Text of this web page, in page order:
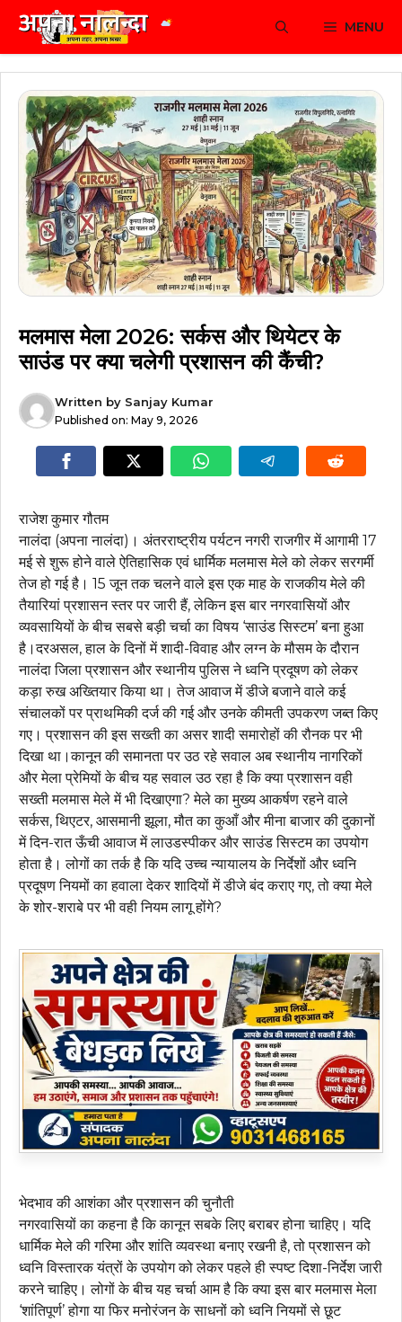
content
MENU
मलमास मेला 2026: सर्कस और थियेटर के
साउंड पर क्या चलेगी प्रशासन की कैंची?
Written by Sanjay Kumar
Published on: May 9, 2026
राजेश कुमार गौतम
नालंदा (अपना नालंदा)। अंतरराष्ट्रीय पर्यटन नगरी राजगीर में आगामी 17
मई से शुरू होने वाले ऐतिहासिक एवं धार्मिक मलमास मेले को लेकर सरगर्मी
तेज हो गई है। 15 जून तक चलने वाले इस एक माह के राजकीय मेले की
तैयारियां प्रशासन स्तर पर जारी हैं, लेकिन इस बार नगरवासियों और
व्यवसायियों के बीच सबसे बड़ी चर्चा का विषय ‘साउंड सिस्टम’ बना हुआ
है।दरअसल, हाल के दिनों में शादी-विवाह और लग्न के मौसम के दौरान
नालंदा जिला प्रशासन और स्थानीय पुलिस ने ध्वनि प्रदूषण को लेकर
कड़ा रुख अख्तियार किया था। तेज आवाज में डीजे बजाने वाले कई
संचालकों पर प्राथमिकी दर्ज की गई और उनके कीमती उपकरण जब्त किए
गए। प्रशासन की इस सख्ती का असर शादी समारोहों की रौनक पर भी
दिखा था।कानून की समानता पर उठ रहे सवाल अब स्थानीय नागरिकों
और मेला प्रेमियों के बीच यह सवाल उठ रहा है कि क्या प्रशासन वही
सख्ती मलमास मेले में भी दिखाएगा? मेले का मुख्य आकर्षण रहने वाले
सर्कस, थिएटर, आसमानी झूला, मौत का कुआँ और मीना बाजार की दुकानों
में दिन-रात ऊँची आवाज में लाउडस्पीकर और साउंड सिस्टम का उपयोग
होता है। लोगों का तर्क है कि यदि उच्च न्यायालय के निर्देशों और ध्वनि
प्रदूषण नियमों का हवाला देकर शादियों में डीजे बंद कराए गए, तो क्या मेले
के शोर-शराबे पर भी वही नियम लागू होंगे?
भेदभाव की आशंका और प्रशासन की चुनौती
नगरवासियों का कहना है कि कानून सबके लिए बराबर होना चाहिए। यदि
धार्मिक मेले की गरिमा और शांति व्यवस्था बनाए रखनी है, तो प्रशासन को
ध्वनि विस्तारक यंत्रों के उपयोग को लेकर पहले ही स्पष्ट दिशा-निर्देश जारी
करने चाहिए। लोगों के बीच यह चर्चा आम है कि क्या इस बार मलमास मेला
‘शांतिपूर्ण’ होगा या फिर मनोरंजन के साधनों को ध्वनि नियमों से छूट